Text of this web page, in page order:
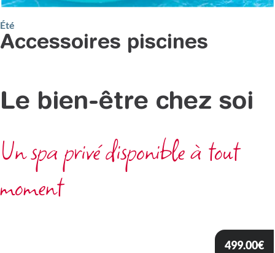
Été
Accessoires piscines
Le bien-être chez soi
Un spa privé disponible à tout
moment
499.00€